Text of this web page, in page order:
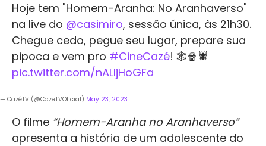
Hoje tem "Homem-Aranha: No Aranhaverso"
na live do @casimiro, sessão única, às 21h30.
Chegue cedo, pegue seu lugar, prepare sua
pipoca e vem pro #CineCazé! 🕸️🍿🕷️
pic.twitter.com/nALljHoGFa
— CazéTV (@CazeTVOficial) May 23, 2023
O filme “Homem-Aranha no Aranhaverso”
apresenta a história de um adolescente do